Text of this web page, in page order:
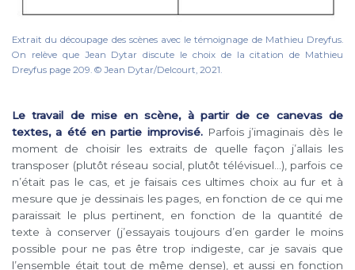
Extrait du découpage des scènes avec le témoignage de Mathieu Dreyfus.
On relève que Jean Dytar discute le choix de la citation de Mathieu
Dreyfus page 209. © Jean Dytar/Delcourt, 2021.
Le travail de mise en scène, à partir de ce canevas de
textes, a été en partie improvisé.Parfois j’imaginais dès le
moment de choisir les extraits de quelle façon j’allais les
transposer (plutôt réseau social, plutôt télévisuel…), parfois ce
n’était pas le cas, et je faisais ces ultimes choix au fur et à
mesure que je dessinais les pages, en fonction de ce qui me
paraissait le plus pertinent, en fonction de la quantité de
texte à conserver (j’essayais toujours d’en garder le moins
possible pour ne pas être trop indigeste, car je savais que
l’ensemble était tout de même dense), et aussi en fonction